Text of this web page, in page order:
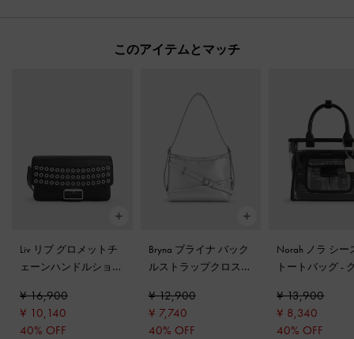
このアイテムとマッチ
Liv リブ グロメットチ
ェーンハンドルショル
¥ 16,900
¥ 10,140
40% OFF
Bryna ブライナ バック
ルストラップクロスボ
¥ 12,900
¥ 7,740
40% OFF
Norah ノラ シー
トートバッグ-
¥ 13,900
¥ 8,340
40% OFF